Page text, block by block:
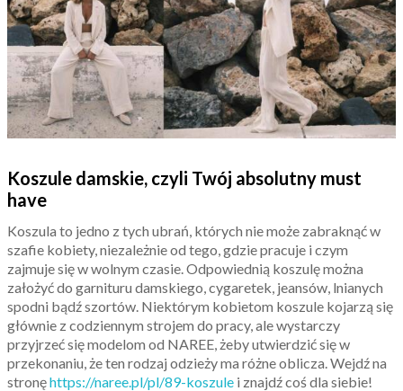
Koszule damskie, czyli Twój absolutny must
have
Koszula to jedno z tych ubrań, których nie może zabraknąć w
szafie kobiety, niezależnie od tego, gdzie pracuje i czym
zajmuje się w wolnym czasie. Odpowiednią koszulę można
założyć do garnituru damskiego, cygaretek, jeansów, lnianych
spodni bądź szortów. Niektórym kobietom koszule kojarzą się
głównie z codziennym strojem do pracy, ale wystarczy
przyjrzeć się modelom od NAREE, żeby utwierdzić się w
przekonaniu, że ten rodzaj odzieży ma różne oblicza. Wejdź na
stronęhttps://naree.pl/pl/89-koszule i znajdź coś dla siebie!